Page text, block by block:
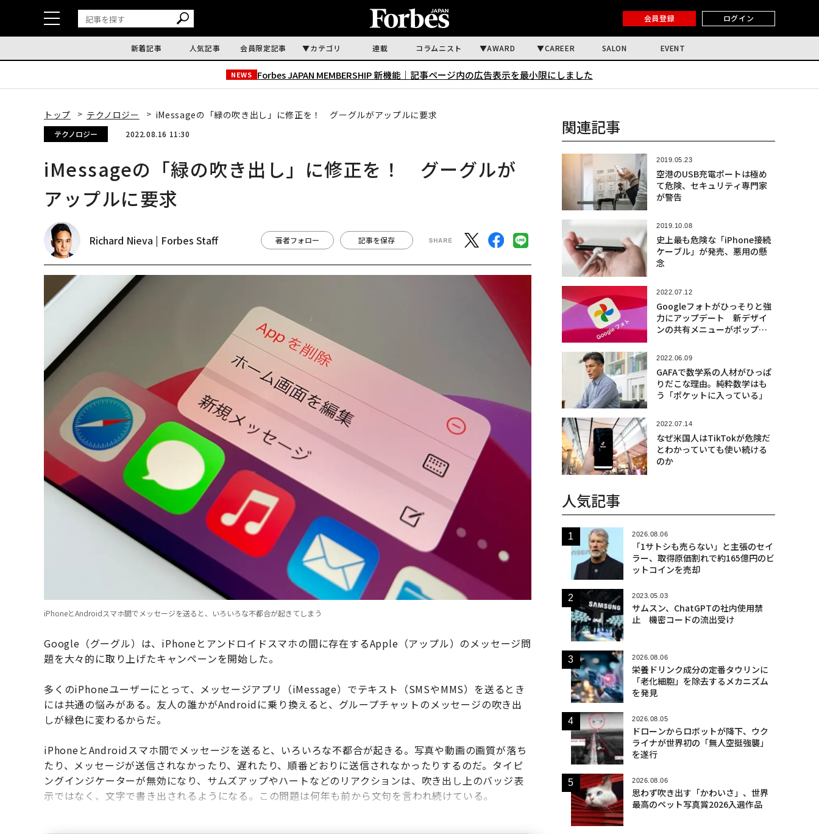
会員登録 ログイン
新着記事 人気記事 会員限定記事 カテゴリ 連載 コラムニスト AWARD CAREER SALON EVENT
NEWS Forbes JAPAN MEMBERSHIP 新機能｜ 記事ページ内の広告表示を最小限にしました
トップ テクノロジー iMessageの「緑の吹き出し」に修正を！ グーグルがアップルに要求
テクノロジー 2022.08.16 11:30
iMessageの「緑の吹き出し」に修正を！ グーグルが
アップルに要求
Richard Nieva | Forbes Staff 著者フォロー 記事を保存
iPhoneとAndroidスマホ間でメッセージを送ると、いろいろな不都合が起きてしまう
Google（グーグル）は、iPhoneとアンドロイドスマホの間に存在するApple（アップル）のメッセージ問
題を大々的に取り上げたキャンペーンを開始した。
多くのiPhoneユーザーにとって、メッセージアプリ（iMessage）でテキスト（SMSやMMS）を送るとき
には共通の悩みがある。友人の誰かがAndroidに乗り換えると、グループチャットのメッセージの吹き出
しが緑色に変わるからだ。
iPhoneとAndroidスマホ間でメッセージを送ると、いろいろな不都合が起きる。写真や動画の画質が落ち
たり、メッセージが送信されなかったり、遅れたり、順番どおりに送信されなかったりするのだ。タイピ
ングインジケーターが無効になり、サムズアップやハートなどのリアクションは、吹き出し上のバッジ表
示ではなく、文字で書き出されるようになる。この問題は何年も前から文句を言われ続けている。
関連記事
2019.05.23
空港のUSB充電ポートは極め
て危険、セキュリティ専門家
が警告
2019.10.08
史上最も危険な「iPhone接続
ケーブル」が発売、悪用の懸
念
2022.07.12
Googleフォトがひっそりと強
力にアップデート 新デザイ
ンの共有メニューがポップア
2022.06.09
GAFAで数学系の人材がひっぱ
りだこな理由。純粋数学はも
う「ポケットに入っている」
2022.07.14
なぜ米国人はTikTokが危険だ
とわかっていても使い続ける
のか
人気記事
2026.08.06
「1サトシも売らない」と主張のセイ
ラー、取得原価割れで約165億円のビ
ットコインを売却
2023.05.03
サムスン、ChatGPTの社内使用禁
止 機密コードの流出受け
2026.08.06
栄養ドリンク成分の定番タウリンに
「老化細胞」を除去するメカニズム
を発見
2026.08.05
ドローンからロボットが降下、ウク
ライナが世界初の「無人空挺強襲」
を遂行
2026.08.06
思わず吹き出す「かわいさ」、世界
最高のペット写真賞2026入選作品